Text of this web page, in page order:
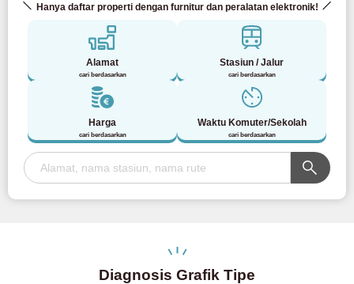
Hanya daftar properti dengan furnitur dan peralatan elektronik!
Alamat
cari berdasarkan
Stasiun / Jalur
cari berdasarkan
Harga
cari berdasarkan
Waktu Komuter/Sekolah
cari berdasarkan
Diagnosis Grafik Tipe